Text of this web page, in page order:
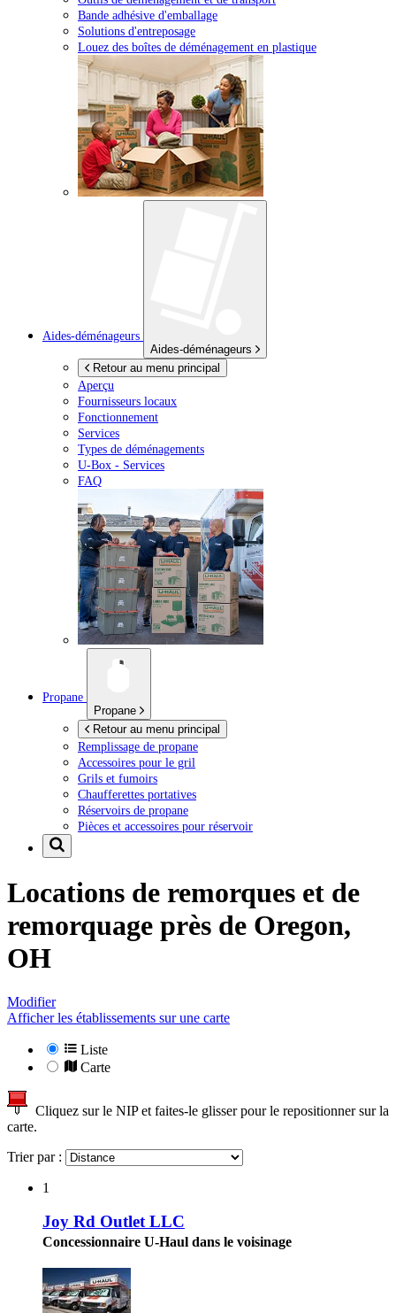
Bande adhésive d'emballage
Solutions d'entreposage
Louez des boîtes de déménagement en plastique
Aides-déménageurs
Aides-déménageurs
Retour au menu principal
Aperçu
Fournisseurs locaux
Fonctionnement
Services
Types de déménagements
U-Box - Services
FAQ
Propane
Propane
Retour au menu principal
Remplissage de propane
Accessoires pour le gril
Grils et fumoirs
Chaufferettes portatives
Réservoirs de propane
Pièces et accessoires pour réservoir
Locations de remorques et de
remorquage près de Oregon,
OH
Modifier
Afficher les établissements sur une carte
Liste
Carte
Cliquez sur le NIP et faites-le glisser pour le repositionner sur la
carte.
Trier par :
1
Joy Rd Outlet LLC
Concessionnaire U-Haul dans le voisinage